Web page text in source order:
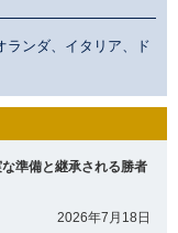
ランダ、イタリア、ド
準備と継承される勝者
2026年7月18日